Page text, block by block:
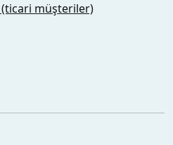
müşteriler)